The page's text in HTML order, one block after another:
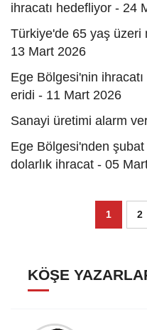
ihracatı hedefliyor - 24
Türkiye'de 65 yaş üzeri
13 Mart 2026
Ege Bölgesi'nin
eridi - 11 Mart 2026
Sanayi üretimi alarm
Ege Bölgesi'nden
dolarlık ihracat - 05
1 2
KÖŞE